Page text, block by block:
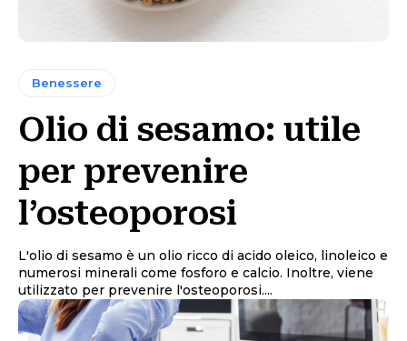
Benessere
Olio di sesamo: utile
per prevenire
l’osteoporosi
L'olio di sesamo è un olio ricco di acido oleico, linoleico e
numerosi minerali come fosforo e calcio. Inoltre, viene
utilizzato per prevenire l'osteoporosi....